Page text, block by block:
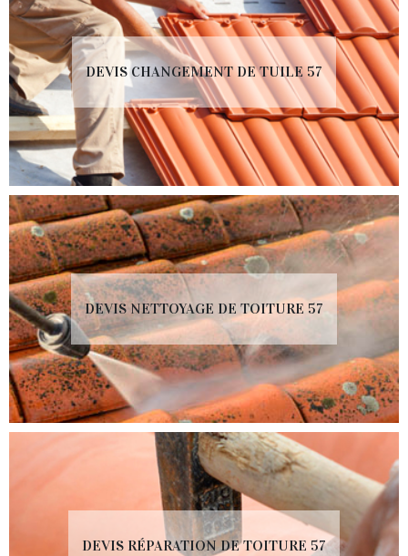
DEVIS CHANGEMENT DE TUILE 57
DEVIS NETTOYAGE DE TOITURE 57
DEVIS RÉPARATION DE TOITURE 57